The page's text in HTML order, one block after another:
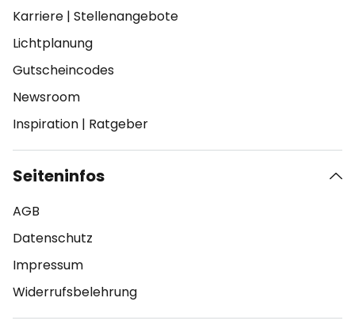
Karriere | Stellenangebote
Lichtplanung
Gutscheincodes
Newsroom
Inspiration | Ratgeber
Seiteninfos
AGB
Datenschutz
Impressum
Widerrufsbelehrung